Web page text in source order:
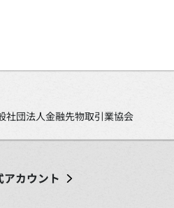
社団法人金融先物取引業協会
アカウント